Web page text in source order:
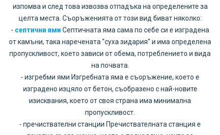
изпомва и след това извозва отпадъка на определените за
целта места. Съоръженията от този вид биват няколко:
- септични ями Септичната яма сама по себе си е изградена
от камъни, така наречената "суха зидария" и има определена
пропускливост, което зависи от обема, потреблението и вида
на почвата.
- изгребми ями Изгребната яма е съоръжение, което е
изградено изцяло от бетон, съобразено с най-новите
изисквания, което от своя страна има минимална
пропускливост.
- пречиствателни станции Пречиствателната станция е